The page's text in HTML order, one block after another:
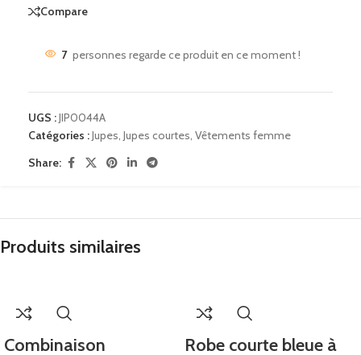
Compare
7 personnes regarde ce produit en ce moment !
UGS :JIP0044A
Catégories :Jupes Jupes courtes Vêtements femme
Share:
Produits similaires
Combinaison
Robe courte bleue à